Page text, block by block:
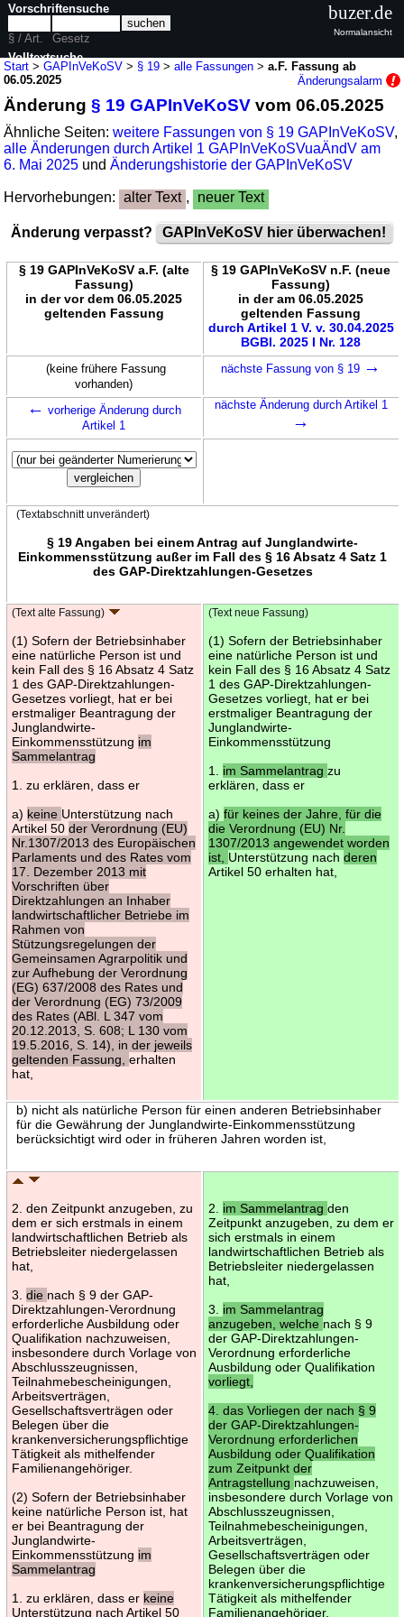
Start >GAPInVeKoSV > § 19 >alle Fassungen >a.F. Fassung ab
06.05.2025
Änderungsalarm
Änderung§ 19 GAPInVeKoSV vom 06.05.2025
Ähnliche Seiten:weitere Fassungen von § 19 GAPInVeKoSV,
alle Änderungen durch Artikel 1 GAPInVeKoSVuaÄndV am
6. Mai 2025 undÄnderungshistorie der GAPInVeKoSV
Hervorhebungen: alter Text , neuer Text
Änderung verpasst? GAPInVeKoSV hier überwachen!
§ 19 GAPInVeKoSV a.F. (alte
Fassung)
in der vor dem 06.05.2025
geltenden Fassung
§ 19 GAPInVeKoSV n.F. (neue
Fassung)
in der am 06.05.2025
geltenden Fassung
durch Artikel 1 V. v. 30.04.2025
BGBl. 2025 I Nr. 128
(keine frühere Fassung
vorhanden)
nächste Fassung von § 19 →
← vorherige Änderung durch
Artikel 1
nächste Änderung durch Artikel 1
→
(Textabschnitt unverändert)
§ 19 Angaben bei einem Antrag auf Junglandwirte-
Einkommensstützung außer im Fall des § 16 Absatz 4 Satz 1
des GAP-Direktzahlungen-Gesetzes
(Text alte Fassung)
(1) Sofern der Betriebsinhaber
eine natürliche Person ist und
kein Fall des § 16 Absatz 4 Satz
1 des GAP-Direktzahlungen-
Gesetzes vorliegt, hat er bei
erstmaliger Beantragung der
Junglandwirte-
Einkommensstützung im
Sammelantrag
1. zu erklären, dass er
a) keine Unterstützung nach
Artikel 50 der Verordnung (EU)
Nr.1307/2013 des Europäischen
Parlaments und des Rates vom
17. Dezember 2013 mit
Vorschriften über
Direktzahlungen an Inhaber
landwirtschaftlicher Betriebe im
Rahmen von
Stützungsregelungen der
Gemeinsamen Agrarpolitik und
zur Aufhebung der Verordnung
(EG) 637/2008 des Rates und
der Verordnung (EG) 73/2009
des Rates (ABl. L 347 vom
20.12.2013, S. 608; L 130 vom
19.5.2016, S. 14), in der jeweils
geltenden Fassung, erhalten
hat,
(Text neue Fassung)
(1) Sofern der Betriebsinhaber
eine natürliche Person ist und
kein Fall des § 16 Absatz 4 Satz
1 des GAP-Direktzahlungen-
Gesetzes vorliegt, hat er bei
erstmaliger Beantragung der
Junglandwirte-
Einkommensstützung
1. im Sammelantrag zu
erklären, dass er
a) für keines der Jahre, für die
die Verordnung (EU) Nr.
1307/2013 angewendet worden
ist, Unterstützung nach deren
Artikel 50 erhalten hat,
b) nicht als natürliche Person für einen anderen Betriebsinhaber
für die Gewährung der Junglandwirte-Einkommensstützung
berücksichtigt wird oder in früheren Jahren worden ist,
2. den Zeitpunkt anzugeben, zu
dem er sich erstmals in einem
landwirtschaftlichen Betrieb als
Betriebsleiter niedergelassen
hat,
3. die nach § 9 der GAP-
Direktzahlungen-Verordnung
erforderliche Ausbildung oder
Qualifikation nachzuweisen,
insbesondere durch Vorlage von
Abschlusszeugnissen,
Teilnahmebescheinigungen,
Arbeitsverträgen,
Gesellschaftsverträgen oder
Belegen über die
krankenversicherungspflichtige
Tätigkeit als mithelfender
Familienangehöriger.
(2) Sofern der Betriebsinhaber
keine natürliche Person ist, hat
er bei Beantragung der
Junglandwirte-
Einkommensstützung im
Sammelantrag
1. zu erklären, dass er keine
Unterstützung nach Artikel 50
2. im Sammelantrag den
Zeitpunkt anzugeben, zu dem er
sich erstmals in einem
landwirtschaftlichen Betrieb als
Betriebsleiter niedergelassen
hat,
3. im Sammelantrag
anzugeben, welche nach § 9
der GAP-Direktzahlungen-
Verordnung erforderliche
Ausbildung oder Qualifikation
vorliegt,
4. das Vorliegen der nach § 9
der GAP-Direktzahlungen-
Verordnung erforderlichen
Ausbildung oder Qualifikation
zum Zeitpunkt der
Antragstellung nachzuweisen,
insbesondere durch Vorlage von
Abschlusszeugnissen,
Teilnahmebescheinigungen,
Arbeitsverträgen,
Gesellschaftsverträgen oder
Belegen über die
krankenversicherungspflichtige
Tätigkeit als mithelfender
Familienangehöriger.
Vorschriftensuche
§ / Art.
Gesetz
Volltextsuche
buzer.de
Normalansicht